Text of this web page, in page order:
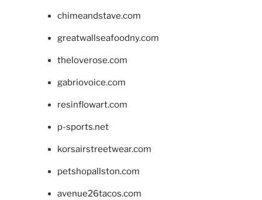
chimeandstave.com
greatwallseafoodny.com
theloverose.com
gabriovoice.com
resinflowart.com
p-sports.net
korsairstreetwear.com
petshopallston.com
avenue26tacos.com